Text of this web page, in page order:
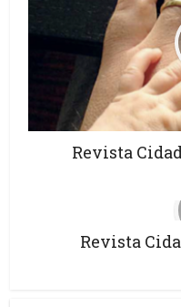
Revista
Revista